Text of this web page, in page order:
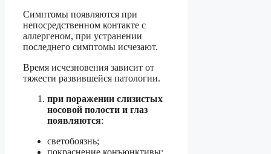
Симптомы появляются при
непосредственном контакте с
аллергеном, при устранении
последнего симптомы исчезают.
Время исчезновения зависит от
тяжести развившейся патологии.
при поражении слизистых
носовой полости и глаз
появляются:
светобоязнь;